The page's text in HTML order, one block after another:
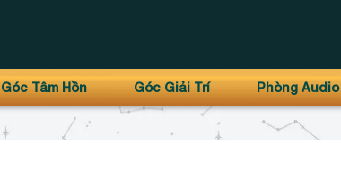
Góc Tâm Hồn Góc Giải Trí Phòng Audio